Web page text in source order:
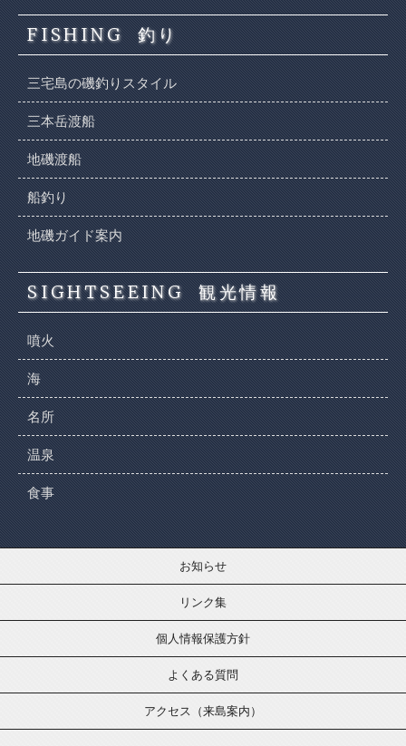
FISHING 釣り
三宅島の磯釣りスタイル
三本岳渡船
地磯渡船
船釣り
地磯ガイド案内
SIGHTSEEING 観光情報
噴火
海
名所
温泉
食事
お知らせ
リンク集
個人情報保護方針
よくある質問
アクセス（来島案内）